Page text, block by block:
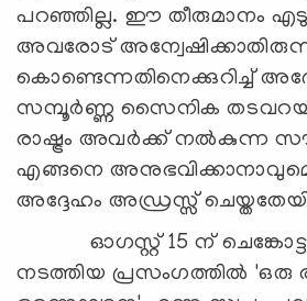
പറഞ്ഞില്ല. ഈ തീരുമാനം
അവരോട്
കൊണ്ടെന്നതിനെക്കുറിച്ച്
സമ്പൂര്‍ണ്ണ സൈനിക
രാഷ്ട്രം അവര്‍ക്ക് നല്‍കുന്ന
എങ്ങനെ
അദ്ദേഹം അഡ്രസ്സ്
ഓഗസ്റ്റ് 15 ന്
നടത്തിയ പ്രസംഗത്തില്‍ 'ഒരു